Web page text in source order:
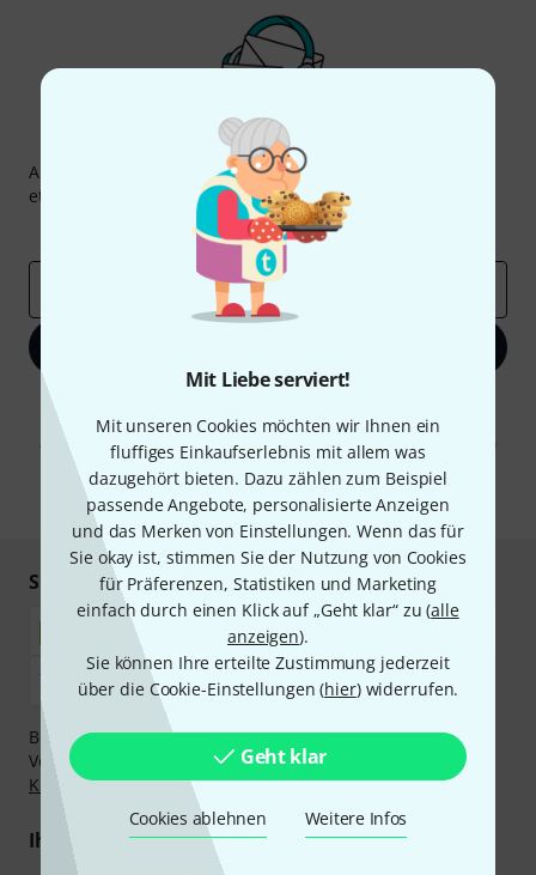
Mit Liebe serviert!
Mit unseren Cookies möchten wir Ihnen ein
fluffiges Einkaufserlebnis mit allem was
dazugehört bieten. Dazu zählen zum Beispiel
passende Angebote, personalisierte Anzeigen
und das Merken von Einstellungen. Wenn das für
Sie okay ist, stimmen Sie der Nutzung von Cookies
für Präferenzen, Statistiken und Marketing
einfach durch einen Klick auf „Geht klar“ zu (alle
anzeigen).
Sie können Ihre erteilte Zustimmung jederzeit
über die Cookie-Einstellungen (hier) widerrufen.
Geht klar
Cookies ablehnen Weitere Infos
Thomann Newsletter
Abonniere den Thomann Newsletter und gewinne mit
etwas Glück einen von 50 Gutscheinenüber jeweils
Inspirierende Beiträge
Deals
Mit Klick auf „Jetzt anmelden“ stimmen Sie dem Erhalt von E-Mail-
Werbung und einer Messung des E-Mail-Nutzungsverhaltens zu. Die
Abmeldung ist jederzeit möglich. Weitere Informationen finden Sie in
unserenDatenschutzhinweisen.
* Pflichtfeld
Sicher einkaufen & bezahlen
Bezahlen Sie vertraulich und sicher per Nachnahme,
Vorkasse, PayPal, Amazon Pay,Klarna Sofort bezahlen
,
Klarna Ratenzahlungoder Kreditkarte.
Ihre Vorteile